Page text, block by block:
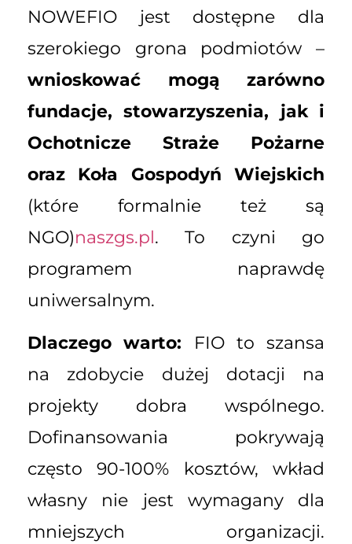
NOWEFIO jest dostępne dla
szerokiego grona podmiotów –
wnioskować mogą zarówno
fundacje, stowarzyszenia, jak i
Ochotnicze Straże Pożarne
oraz Koła Gospodyń Wiejskich
(które formalnie też są
NGO)naszgs.pl. To czyni go
programem naprawdę
uniwersalnym.
Dlaczego warto: FIO to szansa
na zdobycie dużej dotacji na
projekty dobra wspólnego.
Dofinansowania pokrywają
często 90-100% kosztów, wkład
własny nie jest wymagany dla
mniejszych organizacji.